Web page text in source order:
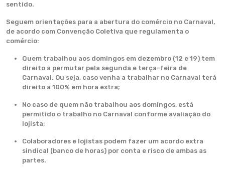
sentido.
Seguem orientações para a abertura do comércio no Carnaval,
de acordo com Convenção Coletiva que regulamenta o
comércio:
Quem trabalhou aos domingos em dezembro (12 e 19) tem
direito a permutar pela segunda e terça-feira de
Carnaval. Ou seja, caso venha a trabalhar no Carnaval terá
direito a 100% em hora extra;
No caso de quem não trabalhou aos domingos, está
permitido o trabalho no Carnaval conforme avaliação do
lojista;
Colaboradores e lojistas podem fazer um acordo extra
sindical (banco de horas) por conta e risco de ambas as
partes.